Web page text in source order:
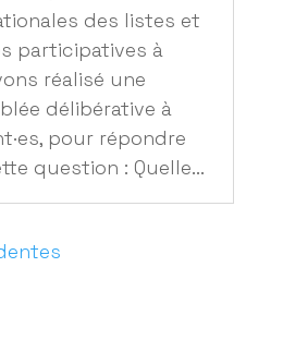
des listes et
participatives à
réalisé une
délibérative à
pour répondre
question : Quelle...